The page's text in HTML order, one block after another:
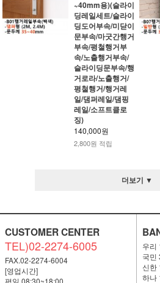
~40mm용)(슬라이
딩레일세트/슬라이
딩도어부속/미닫이
문부속/마굿간행거
부속/평철행거부
속/노출행거부속/
슬라이딩문부속/행
거로라/노출행거/
평철행거/행거레
일/댐퍼레일/댐핑
레일/소프트클로
징)
140,000원
2,800원 적립
더보기 ▼
CUSTOMER CENTER
TEL)02-2274-6005
FAX.02-2274-6004
[영업시간]
평일 08:30~18:00
우리
국민
신한
하나